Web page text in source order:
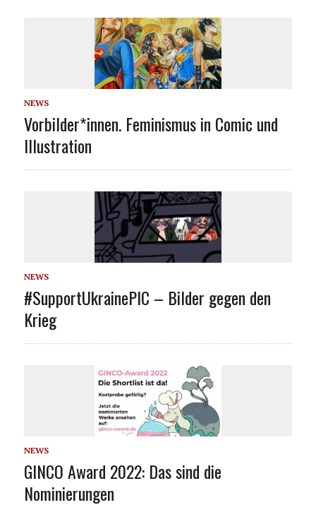
NEWS
Vorbilder*innen. Feminismus in Comic und
Illustration
NEWS
#SupportUkrainePIC – Bilder gegen den
Krieg
NEWS
GINCO Award 2022: Das sind die
Nominierungen